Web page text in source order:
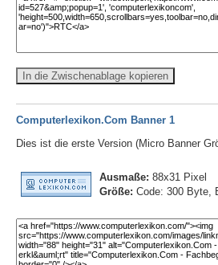
In die Zwischenablage kopieren
Computerlexikon.Com Banner 1
Dies ist die erste Version (Micro Banner
Ausmaße: 88x31 Pixel
Größe: Code: 300 Byte,